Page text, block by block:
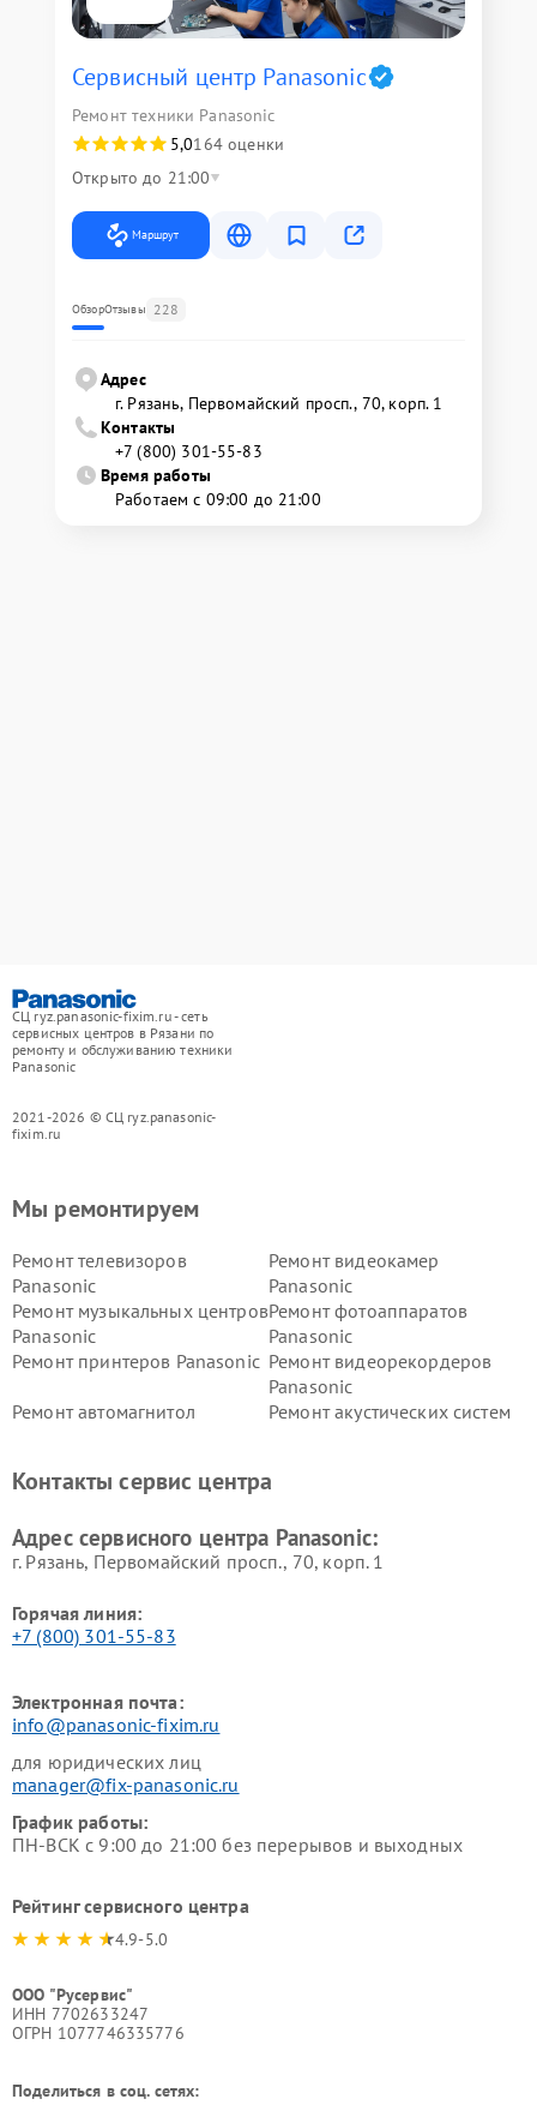
Сервисный центр Panasonic
Ремонт техники Panasonic
5,0164 оценки
Открыто до 21:00
Маршрут
ОбзорОтзывы 228
Адрес
г. Рязань, Первомайский просп., 70, корп. 1
Контакты
+7 (800) 301-55-83
Время работы
Работаем с 09:00 до 21:00
СЦ ryz.panasonic-fixim.ru - сеть
сервисных центров в Рязани по
ремонту и обслуживанию техники
Panasonic
2021-2026 © СЦ ryz.panasonic-
fixim.ru
Мы ремонтируем
Ремонт телевизоров
Panasonic
Ремонт видеокамер
Panasonic
Ремонт музыкальных центров
Panasonic
Ремонт фотоаппаратов
Panasonic
Ремонт принтеров Panasonic Ремонт видеорекордеров
Panasonic
Ремонт автомагнитол
Ремонт акустических систем
панелей Panasonic
Контакты сервис центра
Адрес сервисного центра Panasonic:
г. Рязань, Первомайский просп., 70, корп. 1
Горячая линия:
+7 (800) 301-55-83
Электронная почта:
info@panasonic-fixim.ru
для юридических лиц
manager@fix-panasonic.ru
График работы:
ПН-ВСК с 9:00 до 21:00 без перерывов и выходных
Рейтинг сервисного центра
4.9-5.0
ООО "Русервис"
ИНН 7702633247
ОГРН 1077746335776
Поделиться в соц. сетях: